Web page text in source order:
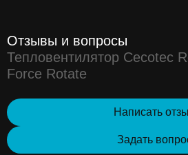
Отзывы и вопросы
Тепловентилятор Cecotec
Force Rotate
Написать
Задать